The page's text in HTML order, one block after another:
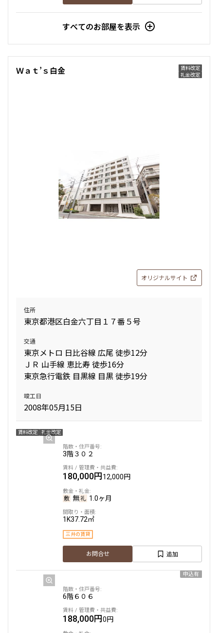
すべてのお部屋を表示
賃料改定
礼金改定
Ｗａｔ’ｓ白金
オリジナルサイト
住所
東京都港区白金六丁目１７番５号
交通
東京メトロ 日比谷線 広尾 徒歩12分
ＪＲ 山手線 恵比寿 徒歩16分
東京急行電鉄 目黒線 目黒 徒歩19分
竣工日
2008年05月15日
賃料改定 礼金改定
3階３０２
180,000円12,000円
無 1.0ヶ月
1K37.72㎡
三井の賃貸
お問合せ 追加
申込有
6階６０６
188,000円0円